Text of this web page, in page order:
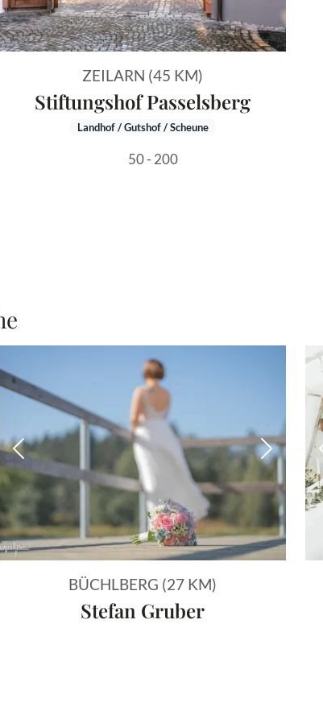
ZEILARN (45 KM)
Stiftungshof Passelsberg
Landhof / Gutshof / Scheune
50 - 200
Bild
Vorheriges Bild
BÜCHLBERG (27 KM)
Stefan Gruber